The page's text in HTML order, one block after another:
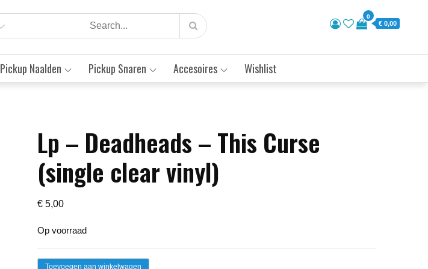
0
€ 0,00
Pickup Naalden Pickup Snaren Accesoires Wishlist
Lp – Deadheads – This Curse
(single clear vinyl)
€ 5,00
Op voorraad
LpToevoegen aan winkelwagen